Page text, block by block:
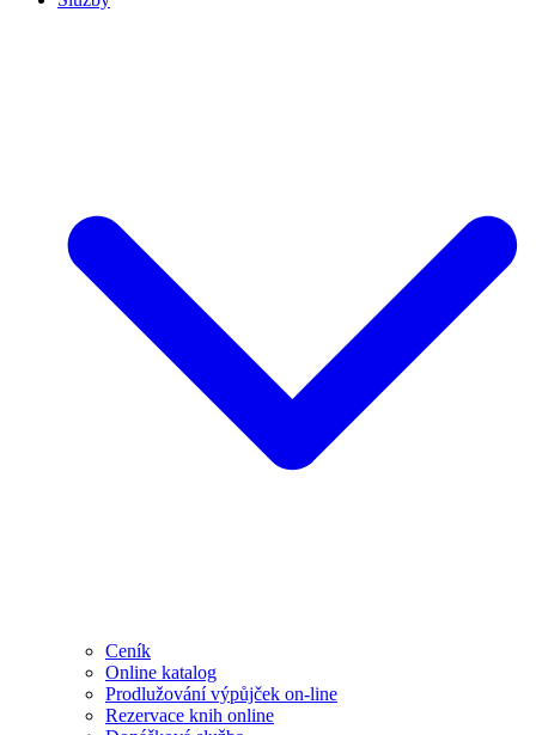
Ceník
Online katalog
Prodlužování výpůjček on-line
Rezervace knih online